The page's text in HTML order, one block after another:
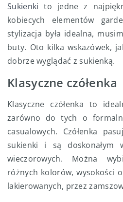
Sukienki to jedne z
kobiecych elementów
stylizacja była idealna,
buty. Oto kilka wskazówek,
dobrze wyglądać z sukienką.
Klasyczne czółenka
Klasyczne czółenka to
zarówno do tych o
casualowych. Czółenka
sukienki i są doskonałym
wieczorowych. Można
różnych kolorów, wysokości
lakierowanych, przez